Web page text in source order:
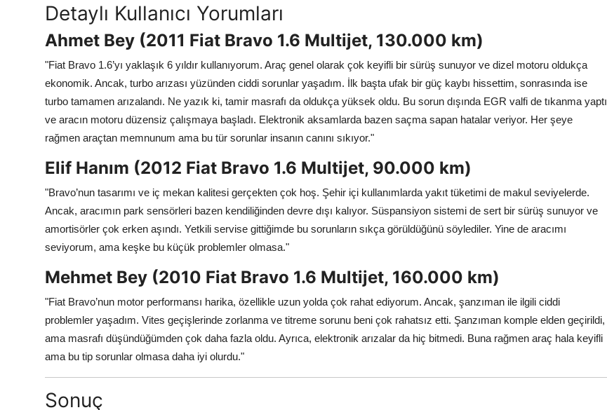
Detaylı Kullanıcı Yorumları
Ahmet Bey (2011 Fiat Bravo 1.6 Multijet, 130.000 km)
"Fiat Bravo 1.6’yı yaklaşık 6 yıldır kullanıyorum. Araç genel olarak çok keyifli bir sürüş sunuyor ve dizel motoru oldukça
ekonomik. Ancak, turbo arızası yüzünden ciddi sorunlar yaşadım. İlk başta ufak bir güç kaybı hissettim, sonrasında ise
turbo tamamen arızalandı. Ne yazık ki, tamir masrafı da oldukça yüksek oldu. Bu sorun dışında EGR valfi de tıkanma yaptı
ve aracın motoru düzensiz çalışmaya başladı. Elektronik aksamlarda bazen saçma sapan hatalar veriyor. Her şeye
rağmen araçtan memnunum ama bu tür sorunlar insanın canını sıkıyor."
Elif Hanım (2012 Fiat Bravo 1.6 Multijet, 90.000 km)
"Bravo’nun tasarımı ve iç mekan kalitesi gerçekten çok hoş. Şehir içi kullanımlarda yakıt tüketimi de makul seviyelerde.
Ancak, aracımın park sensörleri bazen kendiliğinden devre dışı kalıyor. Süspansiyon sistemi de sert bir sürüş sunuyor ve
amortisörler çok erken aşındı. Yetkili servise gittiğimde bu sorunların sıkça görüldüğünü söylediler. Yine de aracımı
seviyorum, ama keşke bu küçük problemler olmasa."
Mehmet Bey (2010 Fiat Bravo 1.6 Multijet, 160.000 km)
"Fiat Bravo’nun motor performansı harika, özellikle uzun yolda çok rahat ediyorum. Ancak, şanzıman ile ilgili ciddi
problemler yaşadım. Vites geçişlerinde zorlanma ve titreme sorunu beni çok rahatsız etti. Şanzıman komple elden geçirildi,
ama masrafı düşündüğümden çok daha fazla oldu. Ayrıca, elektronik arızalar da hiç bitmedi. Buna rağmen araç hala keyifli
ama bu tip sorunlar olmasa daha iyi olurdu."
Sonuç